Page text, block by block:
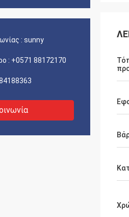
: sunny
: +0571 88172170